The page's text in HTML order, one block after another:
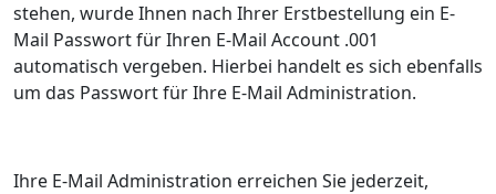
stehen, wurde Ihnen nach Ihrer Erstbestellung ein E-
Mail Passwort für Ihren E-Mail Account .001
automatisch vergeben. Hierbei handelt es sich ebenfalls
um das Passwort für Ihre E-Mail Administration.
Ihre E-Mail Administration erreichen Sie jederzeit,